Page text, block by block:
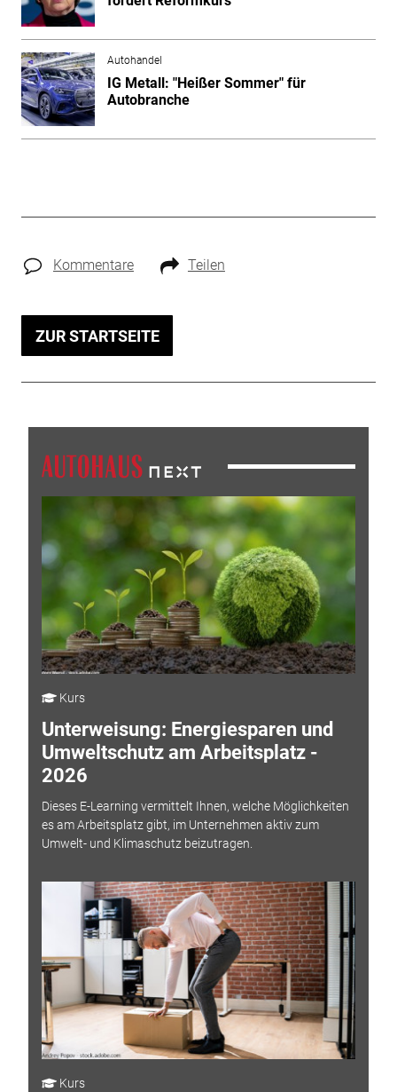
Autohandel
IG Metall: "Heißer Sommer" für
Autobranche
Kommentare Teilen
ZUR STARTSEITE
Kurs
Unterweisung: Energiesparen und
Umweltschutz am Arbeitsplatz -
2026
Dieses E-Learning vermittelt Ihnen, welche Möglichkeiten
es am Arbeitsplatz gibt, im Unternehmen aktiv zum
Umwelt- und Klimaschutz beizutragen.
Kurs